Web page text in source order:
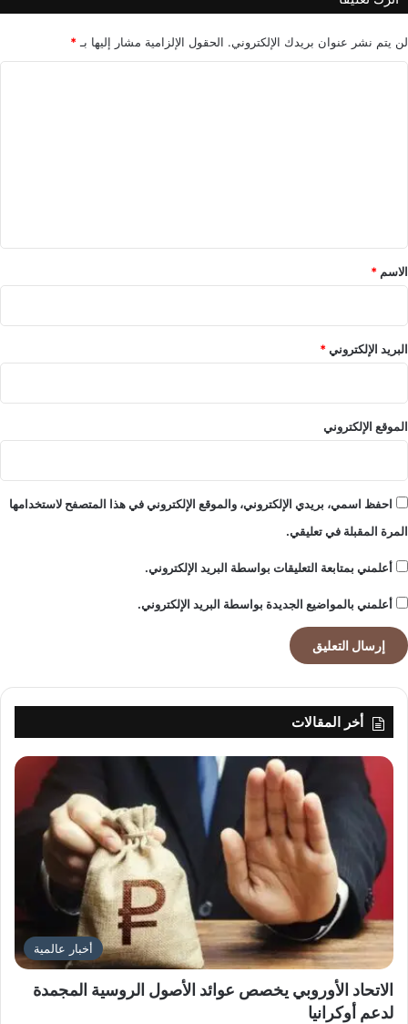
ي
ا
لن يتم نشر عنوان بريدك الإلكتروني. الحقول الإلزامية مشار إليها بـ *
*
الاسم *
البريد الإلكتروني*
الموقع الإلكتروني
احفظ اسمي، بريدي الإلكتروني، والموقع الإلكتروني في هذا المتصفح لاستخدامها
المرة المقبلة في تعليقي.
أعلمني بمتابعة التعليقات بواسطة البريد الإلكتروني.
أعلمني بالمواضيع الجديدة بواسطة البريد الإلكتروني.
أخر المقالات
أخبار عالمية
الاتحاد الأوروبي يخصص عوائد الأصول الروسية المجمدة
لدعم أوكرانيا